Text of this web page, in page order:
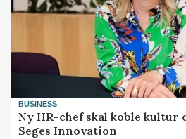
BUSINESS
Ny HR-chef skal koble
Seges Innovation